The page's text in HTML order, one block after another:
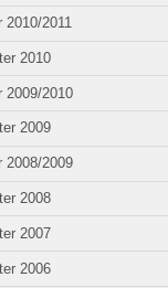
2010/2011
2010
2009/2010
2009
2008/2009
2008
2007
2006